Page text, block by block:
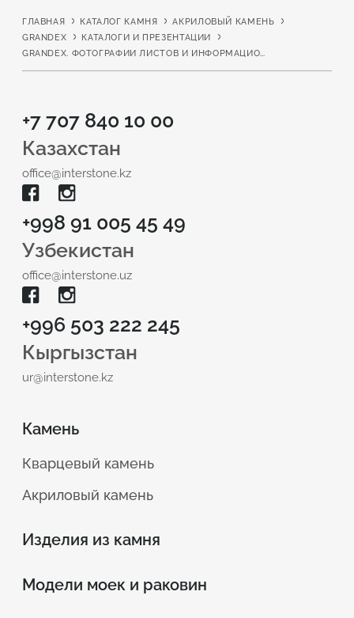
ГЛАВНАЯ КАТАЛОГ КАМНЯ
АКРИЛОВЫЙ КАМЕНЬ
GRANDEX
КАТАЛОГИ И ПРЕЗЕНТАЦИИ
GRANDEX. ФОТОГРАФИИ ЛИСТОВ И ИНФОРМАЦИОННЫЕ МАТЕРИАЛЫ
+7 707 840 10 00
Казахстан
office@interstone.kz
+998 91 005 45 49
Узбекистан
office@interstone.uz
+996 503 222 245
Кыргызстан
ur@interstone.kz
Камень
Кварцевый камень
Акриловый камень
Изделия из камня
Модели моек и раковин